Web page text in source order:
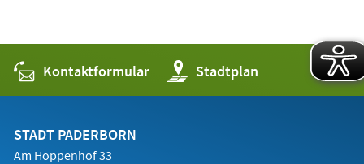
Kontaktformular Stadtplan
(Öffnet
in
einem
STADT PADERBORN
Am Hoppenhof 33